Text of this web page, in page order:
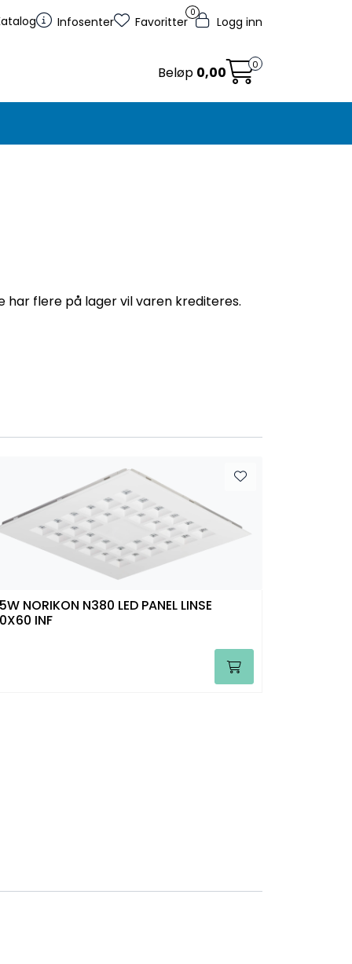
Infosenter
0
Favoritter Logg inn
Beløp 0,00 0
har flere på lager vil varen krediteres.
NORIKON N380 LED PANEL LINSE
INF